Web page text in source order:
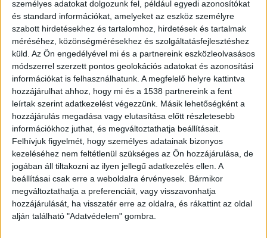
személyes adatokat dolgozunk fel, például egyedi azonosítókat
és standard információkat, amelyeket az eszköz személyre
szabott hirdetésekhez és tartalomhoz, hirdetések és tartalmak
méréséhez, közönségmérésekhez és szolgáltatásfejlesztéshez
küld. Az Ön engedélyével mi és a partnereink eszközleolvasásos
módszerrel szerzett pontos geolokációs adatokat és azonosítási
információkat is felhasználhatunk. A megfelelő helyre kattintva
hozzájárulhat ahhoz, hogy mi és a 1538 partnereink a fent
leírtak szerint adatkezelést végezzünk. Másik lehetőségként a
hozzájárulás megadása vagy elutasítása előtt részletesebb
információkhoz juthat, és megváltoztathatja beállításait.
Felhívjuk figyelmét, hogy személyes adatainak bizonyos
kezeléséhez nem feltétlenül szükséges az Ön hozzájárulása, de
jogában áll tiltakozni az ilyen jellegű adatkezelés ellen. A
beállításai csak erre a weboldalra érvényesek. Bármikor
megváltoztathatja a preferenciáit, vagy visszavonhatja
hozzájárulását, ha visszatér erre az oldalra, és rákattint az oldal
alján található "Adatvédelem" gombra.
Segített másokon
Az idős asszony, F. Sándorné, azaz Gyöngyi néni
sokaknak segített a Hős utcában. Kölcsönadott
azoknak, akik bajban voltak, köztük S. Ferencnek
és élettársának, M. Renátának is. Az 51 éves férfi
korábban hosszú éveket töltött börtönben
különféle bűncselekmények miatt, és saját
bevallása szerint alkalmi munkákból élt.A
Budapest és Környéke hírportál legfrissebb